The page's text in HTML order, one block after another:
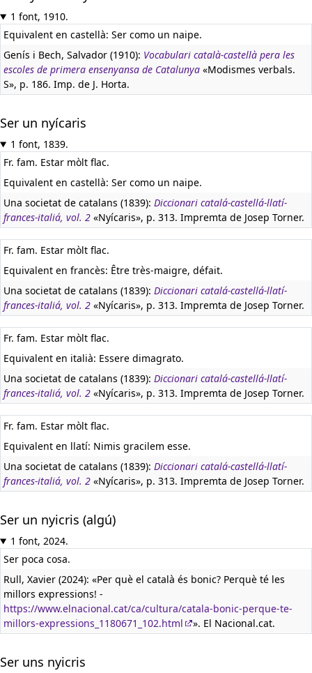
1 font, 1910.
Equivalent en castellà: Ser como un naipe.
Genís i Bech, Salvador (1910): Vocabulari català-castellà pera les
escoles de primera ensenyansa de Catalunya «Modismes verbals.
S», p. 186. Imp. de J. Horta.
Ser un nyícaris
1 font, 1839.
Fr. fam. Estar mòlt flac.
Equivalent en castellà: Ser como un naipe.
Una societat de catalans (1839): Diccionari catalá-castellá-llatí-
frances-italiá, vol. 2 «Nyícaris», p. 313. Impremta de Josep Torner.
Fr. fam. Estar mòlt flac.
Equivalent en francès: Être très-maigre, défait.
Una societat de catalans (1839): Diccionari catalá-castellá-llatí-
frances-italiá, vol. 2 «Nyícaris», p. 313. Impremta de Josep Torner.
Fr. fam. Estar mòlt flac.
Equivalent en italià: Essere dimagrato.
Una societat de catalans (1839): Diccionari catalá-castellá-llatí-
frances-italiá, vol. 2 «Nyícaris», p. 313. Impremta de Josep Torner.
Fr. fam. Estar mòlt flac.
Equivalent en llatí: Nimis gracilem esse.
Una societat de catalans (1839): Diccionari catalá-castellá-llatí-
frances-italiá, vol. 2 «Nyícaris», p. 313. Impremta de Josep Torner.
Ser un nyicris (algú)
1 font, 2024.
Ser poca cosa.
Rull, Xavier (2024): «Per què el català és bonic? Perquè té les
millors expressions! -
https://www.elnacional.cat/ca/cultura/catala-bonic-perque-te-
millors-expressions_1180671_102.html
». El Nacional.cat.
Ser uns nyicris